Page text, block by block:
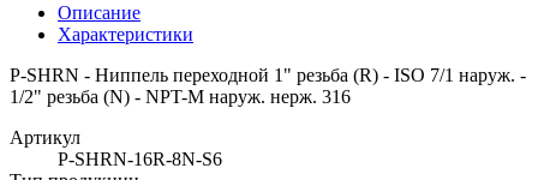
Описание
Характеристики
P-SHRN - Ниппель переходной 1" резьба (R) - ISO 7/1 наруж. -
1/2" резьба (N) - NPT-M наруж. нерж. 316
Артикул
P-SHRN-16R-8N-S6